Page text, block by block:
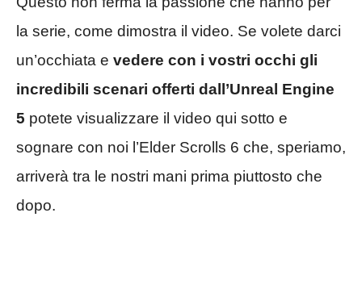
la serie, come dimostra il video. Se volete darci
un’occhiata e vedere con i vostri occhi gli
incredibili scenari offerti dall’Unreal Engine
5 potete visualizzare il video qui sotto e
sognare con noi l’Elder Scrolls 6 che, speriamo,
arriverà tra le nostri mani prima piuttosto che
dopo.